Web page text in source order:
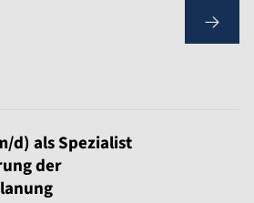
d) als Spezialist
der